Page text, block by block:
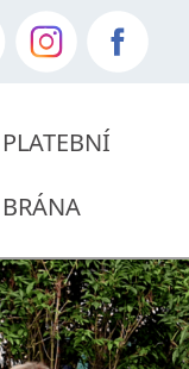
PLATEBNÍ
BRÁNA